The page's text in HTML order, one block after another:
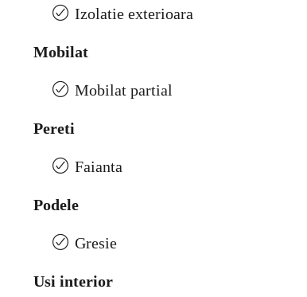
Izolatie exterioara
Mobilat
Mobilat partial
Pereti
Faianta
Podele
Gresie
Usi interior